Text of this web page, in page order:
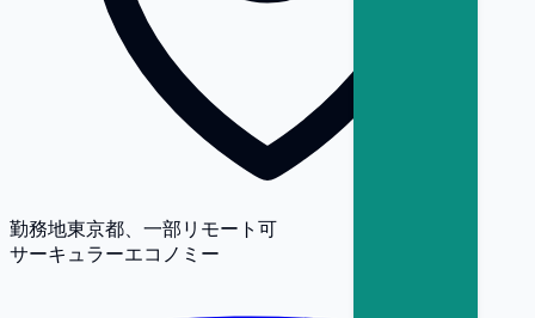
勤務地東京都、一部リモート可
サーキュラーエコノミー